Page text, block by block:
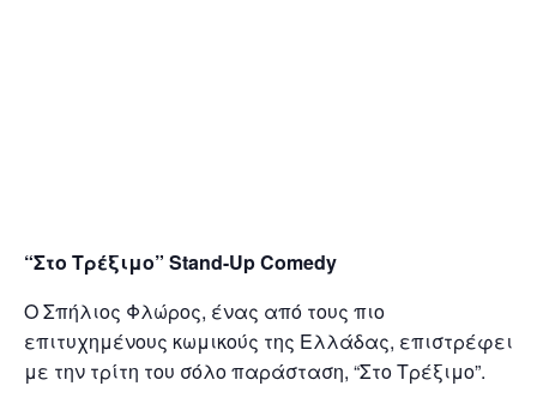
“Στο Τρέξιμο” Stand-Up Comedy
Ο Σπήλιος Φλώρος, ένας από τους πιο
επιτυχημένους κωμικούς της Ελλάδας, επιστρέφει
με την τρίτη του σόλο παράσταση, “Στο Τρέξιμο”.